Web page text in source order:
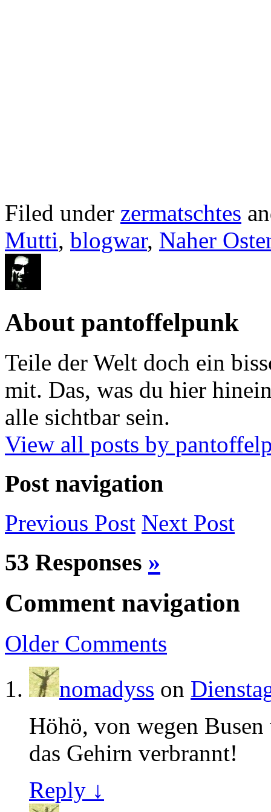
Filed under zermatschtes
Mutti, blogwar, Naher
About pantoffelpunk
Teile der Welt doch ein
mit. Das, was du hier
alle sichtbar sein.
View all posts by
Post navigation
Previous Post Next Post
53 Responses »
Comment navigation
Older Comments
nomadyss on
Höhö, von wegen
das Gehirn verbrannt!
Reply ↓